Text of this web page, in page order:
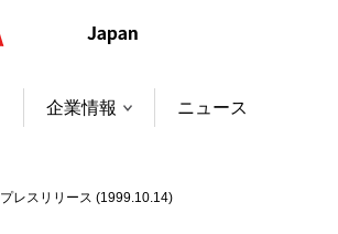
ャ
企業情報 ニュース
プレスリリース (1999.10.14)